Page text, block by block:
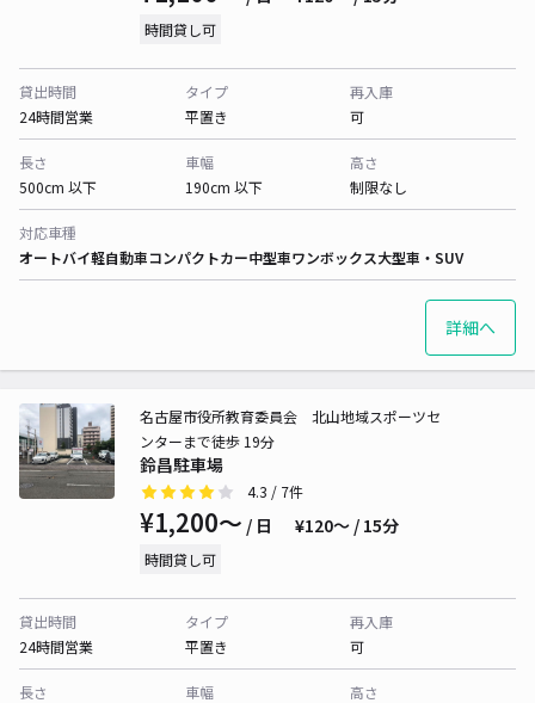
時間貸し可
貸出時間
24時間営業
タイプ
平置き
再入庫
可
長さ
500cm 以下
車幅
190cm 以下
高さ
制限なし
対応車種
オートバイ軽自動車コンパクトカー中型車ワンボックス大型車・SUV
詳細へ
鈴昌駐車場
名古屋市役所教育委員会 北山地域スポーツセ
ンターまで徒歩 19分
4.3 / 7件
¥1,200〜 / 日 ¥120〜 / 15分
時間貸し可
貸出時間
24時間営業
タイプ
平置き
再入庫
可
長さ
車幅
高さ